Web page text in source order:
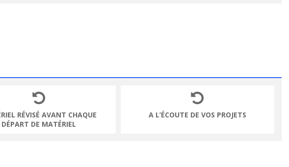
RÉVISÉ AVANT CHAQUE
DÉPART DE MATÉRIEL
A L’ÉCOUTE DE VOS PROJETS